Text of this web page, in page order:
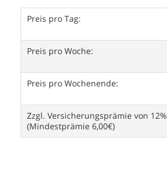
Preis pro Tag:
Preis pro Woche:
Preis pro Wochenende:
Zzgl. Versicherungsprämie von 12%
(Mindestprämie 6,00€)